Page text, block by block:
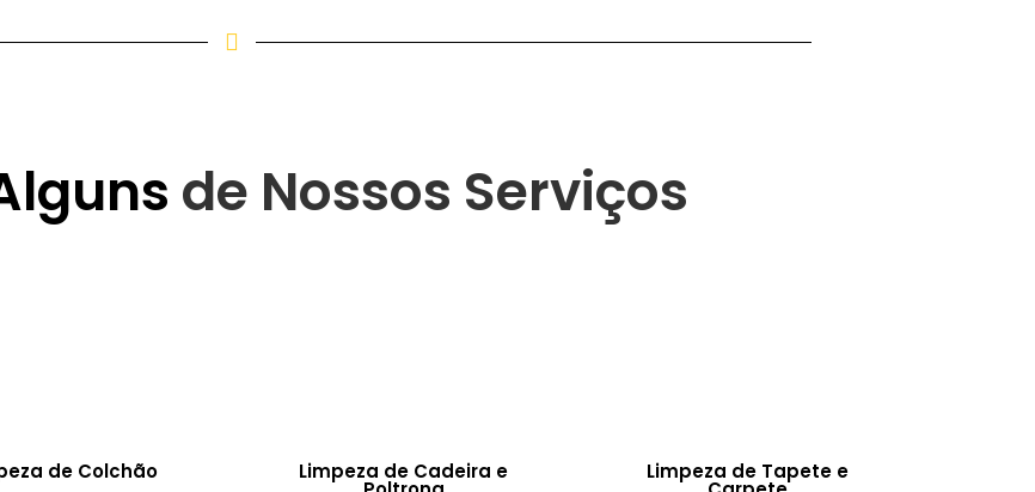
de Nossos Serviços
de Colchão Limpeza de Cadeira e Limpeza de Tapete e